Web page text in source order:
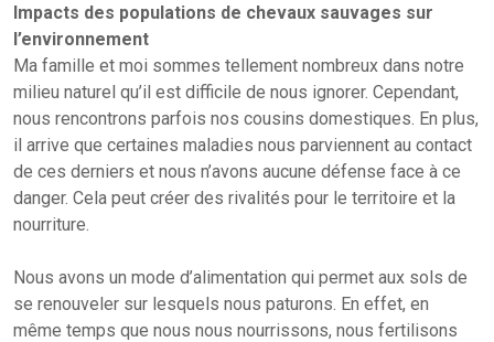
Impacts des populations de chevaux sauvages sur
l’environnement
Ma famille et moi sommes tellement nombreux dans notre
milieu naturel qu’il est difficile de nous ignorer. Cependant,
nous rencontrons parfois nos cousins domestiques. En plus,
il arrive que certaines maladies nous parviennent au contact
de ces derniers et nous n’avons aucune défense face à ce
danger. Cela peut créer des rivalités pour le territoire et la
nourriture.
Nous avons un mode d’alimentation qui permet aux sols de
se renouveler sur lesquels nous paturons. En effet, en
même temps que nous nous nourrissons, nous fertilisons